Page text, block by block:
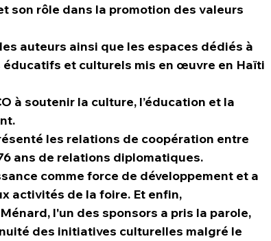
son rôle dans la promotion des valeurs
auteurs ainsi que les espaces dédiés à
éducatifs et culturels mis en œuvre en Haïti
à soutenir la culture, l’éducation et la
ans de relations diplomatiques.
comme force de développement et a
activités de la foire. Et enfin,
l'un des sponsors a pris la parole,
des initiatives culturelles malgré le